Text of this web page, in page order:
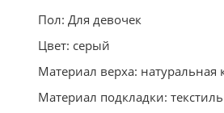
Пол: Для девочек
Цвет: серый
Материал верха: натуральная
Материал подкладки: текстиль